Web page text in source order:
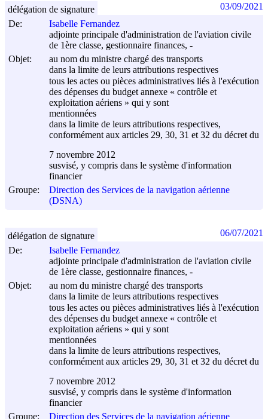
De:
Isabelle Fernandez
adjointe principale d'administration de l'aviation civile
de 1ère classe, gestionnaire finances, -
Objet:
au nom du ministre chargé des transports
dans la limite de leurs attributions respectives
tous les actes ou pièces administratives liés à l'exécution
des dépenses du budget annexe « contrôle et
exploitation aériens » qui y sont
mentionnées
dans la limite de leurs attributions respectives,
conformément aux articles 29, 30, 31 et 32 du décret du
7 novembre 2012
susvisé, y compris dans le système d'information
financier
Groupe:
Direction des Services de la navigation aérienne
(DSNA)
délégation de signature 03/09/2021
De:
Isabelle Fernandez
adjointe principale d'administration de l'aviation civile
de 1ère classe, gestionnaire finances, -
Objet:
au nom du ministre chargé des transports
dans la limite de leurs attributions respectives
tous les actes ou pièces administratives liés à l'exécution
des dépenses du budget annexe « contrôle et
exploitation aériens » qui y sont
mentionnées
dans la limite de leurs attributions respectives,
conformément aux articles 29, 30, 31 et 32 du décret du
7 novembre 2012
susvisé, y compris dans le système d'information
financier
Groupe:
Direction des Services de la navigation aérienne
délégation de signature 06/07/2021